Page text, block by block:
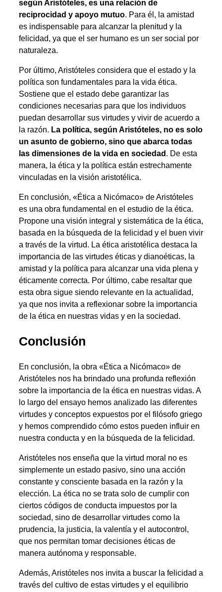
según Aristóteles, es una relación de
reciprocidad y apoyo mutuo. Para él, la amistad
es indispensable para alcanzar la plenitud y la
felicidad, ya que el ser humano es un ser social por
naturaleza.
Por último, Aristóteles considera que el estado y la
política son fundamentales para la vida ética.
Sostiene que el estado debe garantizar las
condiciones necesarias para que los individuos
puedan desarrollar sus virtudes y vivir de acuerdo a
la razón. La política, según Aristóteles, no es solo
un asunto de gobierno, sino que abarca todas
las dimensiones de la vida en sociedad . De esta
manera, la ética y la política están estrechamente
vinculadas en la visión aristotélica.
En conclusión, «Ética a Nicómaco» de Aristóteles
es una obra fundamental en el estudio de la ética.
Propone una visión integral y sistemática de la ética,
basada en la búsqueda de la felicidad y el buen vivir
a través de la virtud. La ética aristotélica destaca la
importancia de las virtudes éticas y dianoéticas, la
amistad y la política para alcanzar una vida plena y
éticamente correcta. Por último, cabe resaltar que
esta obra sigue siendo relevante en la actualidad,
ya que nos invita a reflexionar sobre la importancia
de la ética en nuestras vidas y en la sociedad.
Conclusión
En conclusión, la obra «Ética a Nicómaco» de
Aristóteles nos ha brindado una profunda reflexión
sobre la importancia de la ética en nuestras vidas. A
lo largo del ensayo hemos analizado las diferentes
virtudes y conceptos expuestos por el filósofo griego
y hemos comprendido cómo estos pueden influir en
nuestra conducta y en la búsqueda de la felicidad.
Aristóteles nos enseña que la virtud moral no es
simplemente un estado pasivo, sino una acción
constante y consciente basada en la razón y la
elección. La ética no se trata solo de cumplir con
ciertos códigos de conducta impuestos por la
sociedad, sino de desarrollar virtudes como la
prudencia, la justicia, la valentía y el autocontrol,
que nos permitan tomar decisiones éticas de
manera autónoma y responsable.
Además, Aristóteles nos invita a buscar la felicidad a
través del cultivo de estas virtudes y el equilibrio